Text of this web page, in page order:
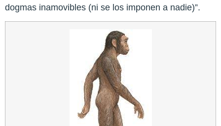
dogmas inamovibles (ni se los imponen a nadie)”.